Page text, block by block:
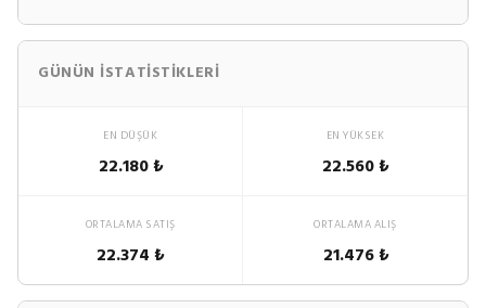
GÜNÜN İSTATISTIKLERI
EN DÜŞÜK
22.180 ₺
EN YÜKSEK
22.560 ₺
ORTALAMA SATIŞ
22.374 ₺
ORTALAMA ALIŞ
21.476 ₺